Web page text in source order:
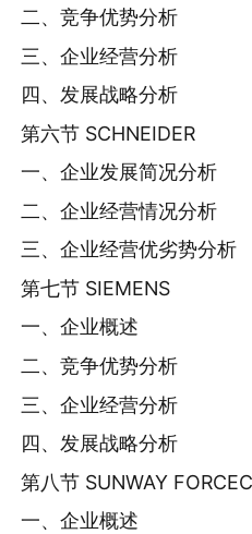
二、竞争优势分析
三、企业经营分析
四、发展战略分析
第六节 SCHNEIDER
一、企业发展简况分析
二、企业经营情况分析
三、企业经营优劣势分析
第七节 SIEMENS
一、企业概述
二、竞争优势分析
三、企业经营分析
四、发展战略分析
第八节 SUNWAY
一、企业概述